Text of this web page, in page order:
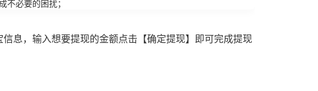
必要的困扰；
息，输入想要提现的金额点击【确定提现】即可完成提现